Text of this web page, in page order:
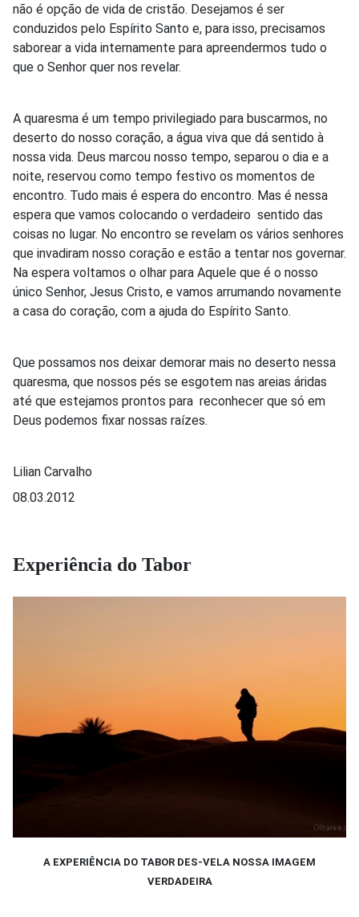
não é opção de vida de cristão. Desejamos é ser
conduzidos pelo Espírito Santo e, para isso, precisamos
saborear a vida internamente para apreendermos tudo o
que o Senhor quer nos revelar.
A quaresma é um tempo privilegiado para buscarmos, no
deserto do nosso coração, a água viva que dá sentido à
nossa vida. Deus marcou nosso tempo, separou o dia e a
noite, reservou como tempo festivo os momentos de
encontro. Tudo mais é espera do encontro. Mas é nessa
espera que vamos colocando o verdadeiro sentido das
coisas no lugar. No encontro se revelam os vários senhores
que invadiram nosso coração e estão a tentar nos governar.
Na espera voltamos o olhar para Aquele que é o nosso
único Senhor, Jesus Cristo, e vamos arrumando novamente
a casa do coração, com a ajuda do Espírito Santo.
Que possamos nos deixar demorar mais no deserto nessa
quaresma, que nossos pés se esgotem nas areias áridas
até que estejamos prontos para reconhecer que só em
Deus podemos fixar nossas raízes.
Lilian Carvalho
08.03.2012
Experiência do Tabor
A EXPERIÊNCIA DO TABOR DES-VELA NOSSA IMAGEM
VERDADEIRA